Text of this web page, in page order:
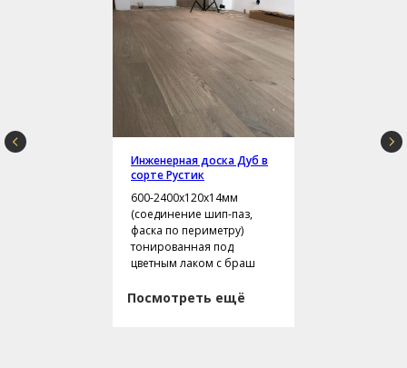
Инженерная доска Дуб в
сорте Рустик
600-2400х120х14мм
(соединение шип-паз,
фаска по периметру)
тонированная под
цветным лаком с браш
Посмотреть ещё